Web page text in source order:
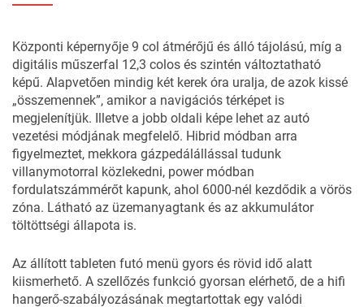
Központi képernyője 9 col átmérőjű és álló tájolású, míg a
digitális műszerfal 12,3 colos és szintén változtatható
képű. Alapvetően mindig két kerek óra uralja, de azok kissé
„összemennek”, amikor a navigációs térképet is
megjelenítjük. Illetve a jobb oldali képe lehet az autó
vezetési módjának megfelelő. Hibrid módban arra
figyelmeztet, mekkora gázpedálállással tudunk
villanymotorral közlekedni, power módban
fordulatszámmérőt kapunk, ahol 6000-nél kezdődik a vörös
zóna. Látható az üzemanyagtank és az akkumulátor
töltöttségi állapota is.
Az állított tableten futó menü gyors és rövid idő alatt
kiismerhető. A szellőzés funkció gyorsan elérhető, de a hifi
hangerő-szabályozásának megtartottak egy valódi